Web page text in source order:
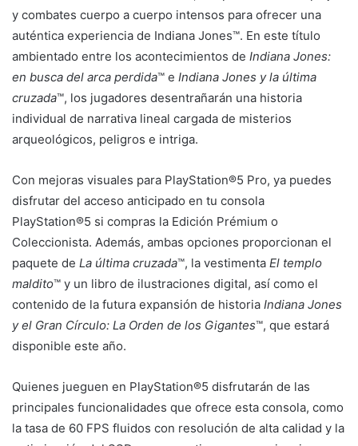
y combates cuerpo a cuerpo intensos para ofrecer una
auténtica experiencia de Indiana Jones™. En este título
ambientado entre los acontecimientos de Indiana Jones:
en busca del arca perdida™ e Indiana Jones y la última
cruzada™, los jugadores desentrañarán una historia
individual de narrativa lineal cargada de misterios
arqueológicos, peligros e intriga.
Con mejoras visuales para PlayStation®5 Pro, ya puedes
disfrutar del acceso anticipado en tu consola
PlayStation®5 si compras la Edición Prémium o
Coleccionista. Además, ambas opciones proporcionan el
paquete de La última cruzada™, la vestimenta El templo
maldito™ y un libro de ilustraciones digital, así como el
contenido de la futura expansión de historia Indiana Jones
y el Gran Círculo: La Orden de los Gigantes™, que estará
disponible este año.
Quienes jueguen en PlayStation®5 disfrutarán de las
principales funcionalidades que ofrece esta consola, como
la tasa de 60 FPS fluidos con resolución de alta calidad y la